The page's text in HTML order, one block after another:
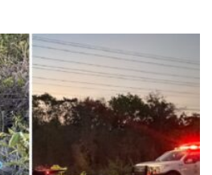
persecución.
procedieron a realizarles
a ambos jóvenes
“N” de 27 años de edad,
y Luis “N” de 21 años,